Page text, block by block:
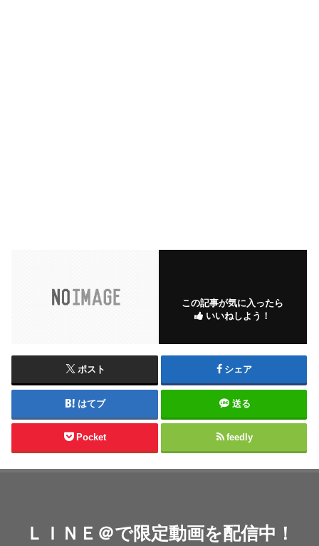
この記事が気に入ったら
いいねしよう！
ポスト シェア
はてブ 送る
Pocket feedly
ＬＩＮＥ＠で限定動画を配信中！